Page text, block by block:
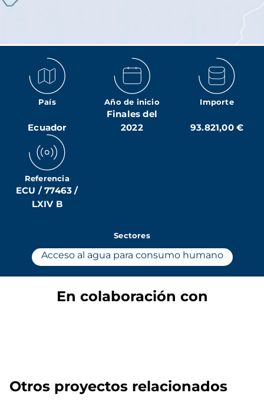
País
Ecuador
Año de inicio
Finales del
2022
Importe
93.821,00 €
Referencia
ECU / 77463 /
LXIV B
Sectores
Acceso al agua para consumo humano
En colaboración con
Otros proyectos relacionados